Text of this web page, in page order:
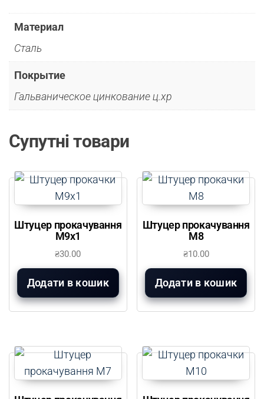
Материал
Сталь
Покрытие
Гальваническое цинкование ц.хр
Супутні товари
Штуцер прокачування
М9х1
₴30.00
Додати в кошик
Штуцер прокачування
М8
₴10.00
Додати в кошик